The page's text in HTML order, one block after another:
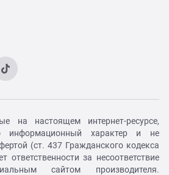
на настоящем интернет-ресурсе,
информационный характер и не
(ст. 437 Гражданского кодекса
за несоответствие
сайтом производителя.